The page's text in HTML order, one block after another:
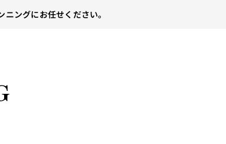
ングにお任せください。